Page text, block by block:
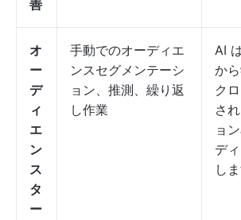
善
オ
ー
デ
ィ
エ
ン
ス
タ
ー
手動でのオーディエ
ンスセグメンテーシ
ョン、推測、繰り返
し作業
AI
か
ク
さ
ョ
デ
しま